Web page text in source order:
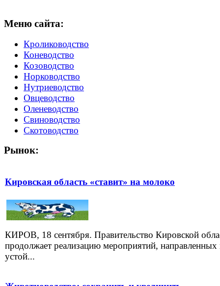
Меню сайта:
Кролиководство
Коневодство
Козоводство
Норководство
Нутриеводство
Овцеводство
Оленеводство
Свиноводство
Скотоводство
Рынок:
Кировская область «ставит» на молоко
КИРОВ, 18 сентября. Правительство Кировской
продолжает реализацию мероприятий, направленных
устой...